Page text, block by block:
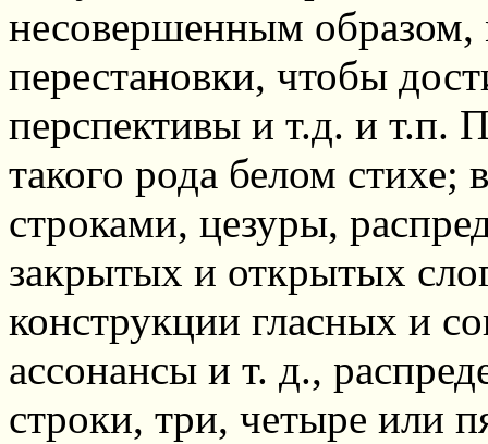
несовершенным образом,
перестановки, чтобы
перспективы и т.д. и т.п.
такого рода белом
строками, цезуры,
закрытых и открытых
конструкции гласных и
ассонансы и т. д.,
строки, три, четыре или